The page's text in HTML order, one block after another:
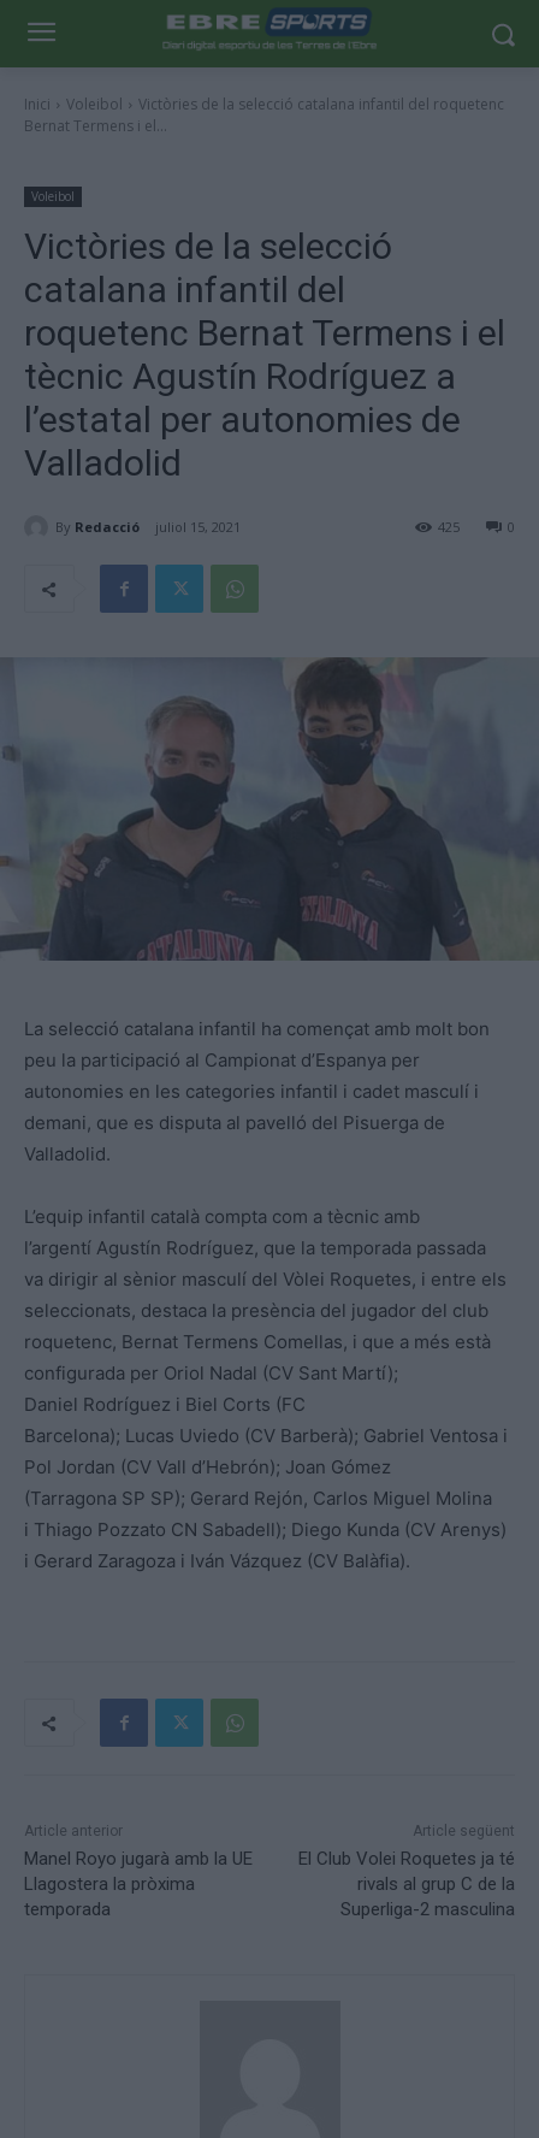
Inici Voleibol
Victòries de la selecció catalana infantil del roquetenc
Bernat Termens i el...
Voleibol
Victòries de la selecció
catalana infantil del
roquetenc Bernat Termens i el
tècnic Agustín Rodríguez a
l’estatal per autonomies de
Valladolid
By Redacció juliol 15, 2021 0
425
La selecció catalana infantil ha començat amb molt bon
peu la participació al Campionat d’Espanya per
autonomies en les categories infantil i cadet masculí i
demani, que es disputa al pavelló del Pisuerga de
Valladolid.
L’equip infantil català compta com a tècnic amb
l’argentí Agustín Rodríguez, que la temporada passada
va dirigir al sènior masculí del Vòlei Roquetes, i entre els
seleccionats, destaca la presència del jugador del club
roquetenc, Bernat Termens Comellas, i que a més està
configurada per Oriol Nadal (CV Sant Martí);
Daniel Rodríguez i Biel Corts (FC
Barcelona); Lucas Uviedo (CV Barberà); Gabriel Ventosa i
Pol Jordan (CV Vall d’Hebrón); Joan Gómez
(Tarragona SP SP); Gerard Rejón, Carlos Miguel Molina
i Thiago Pozzato CN Sabadell); Diego Kunda (CV Arenys)
i Gerard Zaragoza i Iván Vázquez (CV Balàfia).
Article anterior
Manel Royo jugarà amb la UE
Llagostera la pròxima
temporada
Article següent
El Club Volei Roquetes ja té
rivals al grup C de la
Superliga-2 masculina